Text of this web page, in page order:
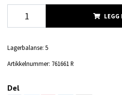
LEGG
Lagerbalanse: 5
Artikkelnummer: 761661 R
Del